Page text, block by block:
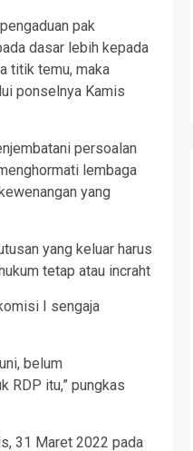
pak
dasar lebih kepada
titik temu, maka
ponselnya Kamis
persoalan
lembaga
yang
yang keluar harus
tetap atau incraht
I sengaja
belum
RDP itu,” pungkas
31 Maret 2022 pada